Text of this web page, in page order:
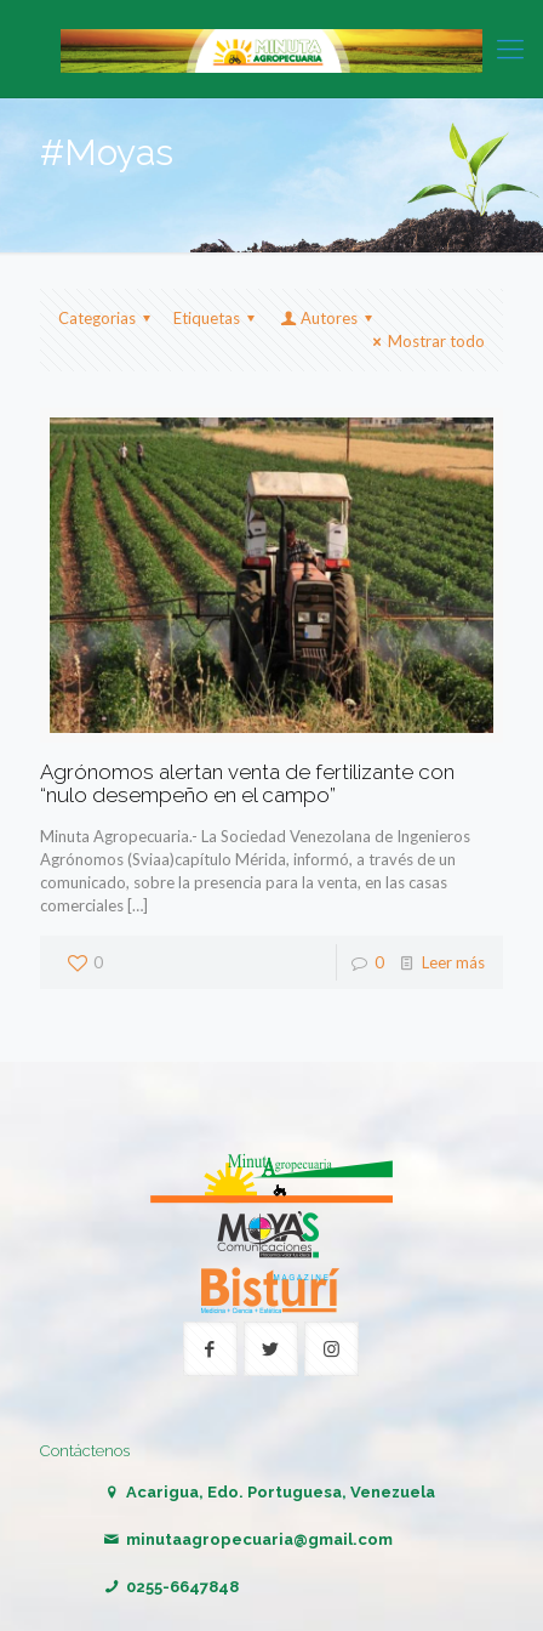
#Moyas
Categorias Etiquetas
Autores
Mostrar todo
Agrónomos alertan venta de fertilizante con
“nulo desempeño en el campo”
Minuta Agropecuaria.- La Sociedad Venezolana de Ingenieros
Agrónomos (Sviaa)capítulo Mérida, informó, a través de un
comunicado, sobre la presencia para la venta, en las casas
comerciales […]
0 0 Leer más
Contáctenos
Acarigua, Edo. Portuguesa, Venezuela
minutaagropecuaria@gmail.com
0255-6647848